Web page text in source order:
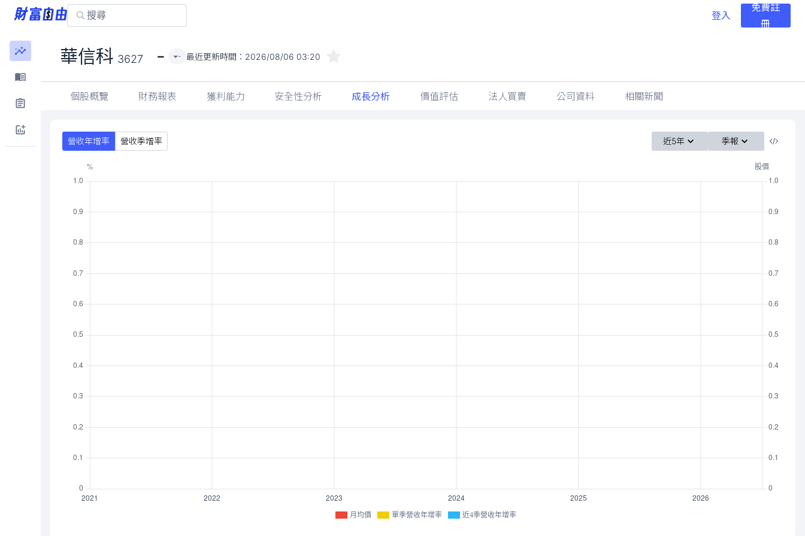
登入
免費註
冊
華信科 3627 - - 最近更新時間： 2026/08/06 03:20
個股概覽 財務報表 獲利能力 安全性分析 成長分析 價值評估 法人買賣 公司資料 相關新聞
營收年增率 營收季增率 近5年 季報
月均價 單季營收年增率 近4季營收年增率